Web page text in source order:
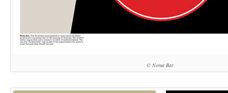
© Noma Bar